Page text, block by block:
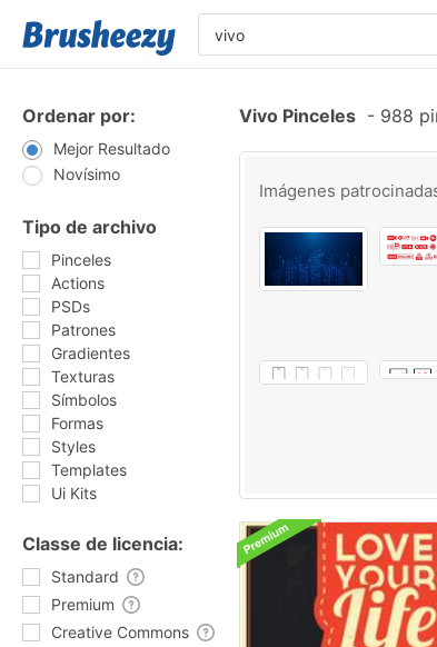
Ordenar por:
Mejor Resultado
Novísimo
Tipo de archivo
Pinceles
Actions
PSDs
Patrones
Gradientes
Texturas
Símbolos
Formas
Styles
Templates
Ui Kits
Classe de licencia:
Standard
Premium
Creative Commons
Vivo Pinceles - 988
Imágenes